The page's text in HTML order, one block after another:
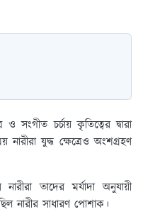
ও সংগীত চর্চায় কৃতিত্বের দ্বারা
যুদ্ধ ক্ষেত্রেও অংশগ্রহণ
তাদের মর্যাদা অনুযায়ী
নারীর সাধারণ পোশাক।